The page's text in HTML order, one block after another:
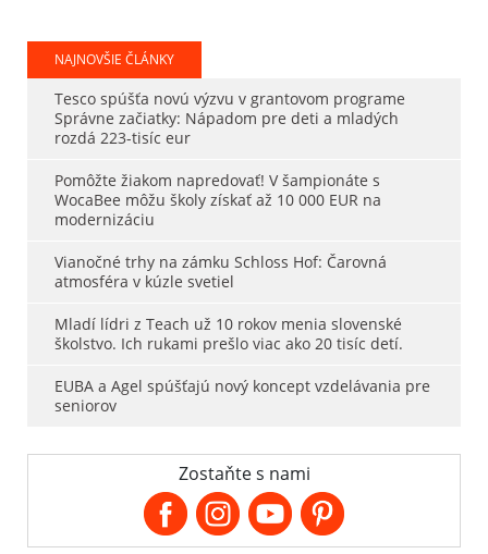
NAJNOVŠIE ČLÁNKY
Tesco spúšťa novú výzvu v grantovom programe
Správne začiatky: Nápadom pre deti a mladých
rozdá 223-tisíc eur
Pomôžte žiakom napredovať! V šampionáte s
WocaBee môžu školy získať až 10 000 EUR na
modernizáciu
Vianočné trhy na zámku Schloss Hof: Čarovná
atmosféra v kúzle svetiel
Mladí lídri z Teach už 10 rokov menia slovenské
školstvo. Ich rukami prešlo viac ako 20 tisíc detí.
EUBA a Agel spúšťajú nový koncept vzdelávania pre
seniorov
Zostaňte s nami